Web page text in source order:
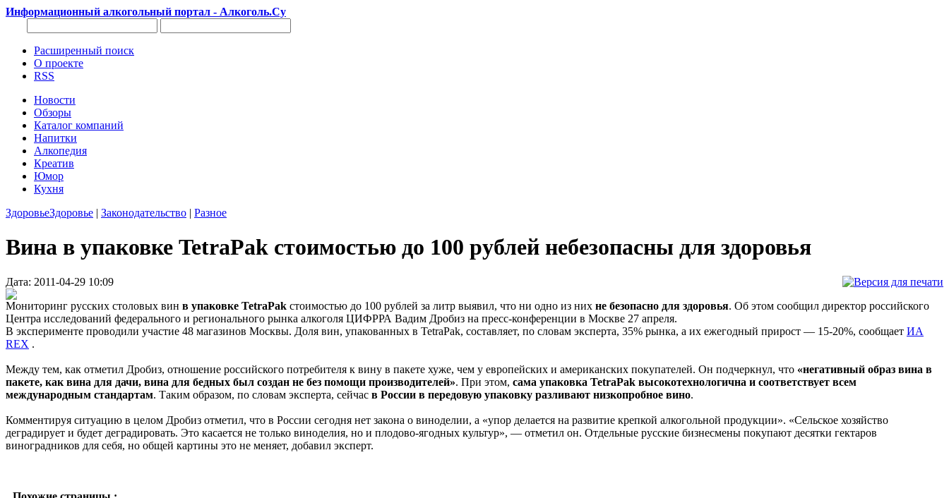
Информационный алкогольный портал - Алкоголь.Су
Расширенный поиск
О проекте
RSS
Новости
Обзоры
Каталог компаний
Напитки
Алкопедия
Креатив
Юмор
Кухня
ЗдоровьеЗдоровье | Законодательство | Разное
Вина в упаковке TetraPak стоимостью до 100 рублей небезопасны для здоровья
Дата: 2011-04-29 10:09
Мониторинг русских столовых вин в упаковке TetraPak стоимостью до 100 рублей за литр выявил, что ни одно из них не безопасно для здоровья. Об этом сообщил директор российского
Центра исследований федерального и регионального рынка алкоголя ЦИФРРА Вадим Дробиз на пресс-конференции в Москве 27 апреля.
В эксперименте проводили участие 48 магазинов Москвы. Доля вин, упакованных в TetraPak, составляет, по словам эксперта, 35% рынка, а их ежегодный прирост — 15-20%, сообщает ИА
REX .
Между тем, как отметил Дробиз, отношение российского потребителя к вину в пакете хуже, чем у европейских и американских покупателей. Он подчеркнул, что «негативный образ вина в
пакете, как вина для дачи, вина для бедных был создан не без помощи производителей». При этом, сама упаковка TetraPak высокотехнологична и соответствует всем
международным стандартам. Таким образом, по словам эксперта, сейчас в России в передовую упаковку разливают низкопробное вино.
Комментируя ситуацию в целом Дробиз отметил, что в России сегодня нет закона о виноделии, а «упор делается на развитие крепкой алкогольной продукции». «Сельское хозяйство
деградирует и будет деградировать. Это касается не только виноделия, но и плодово-ягодных культур», — отметил он. Отдельные русские бизнесмены покупают десятки гектаров
виноградников для себя, но общей картины это не меняет, добавил эксперт.